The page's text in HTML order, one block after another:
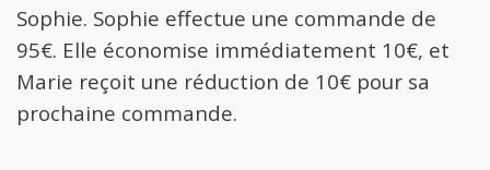
Sophie. Sophie effectue une commande de
95€. Elle économise immédiatement 10€, et
Marie reçoit une réduction de 10€ pour sa
prochaine commande.